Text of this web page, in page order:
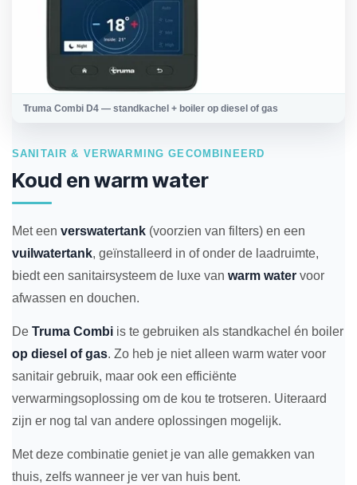
Truma Combi D4 — standkachel + boiler op diesel of gas
SANITAIR & VERWARMING GECOMBINEERD
Koud en warm water
Met een verswatertank (voorzien van filters) en een
vuilwatertank, geïnstalleerd in of onder de laadruimte,
biedt een sanitairsysteem de luxe van warm water voor
afwassen en douchen.
De Truma Combi is te gebruiken als standkachel én boiler
op diesel of gas. Zo heb je niet alleen warm water voor
sanitair gebruik, maar ook een efficiënte
verwarmingsoplossing om de kou te trotseren. Uiteraard
zijn er nog tal van andere oplossingen mogelijk.
Met deze combinatie geniet je van alle gemakken van
thuis, zelfs wanneer je ver van huis bent.